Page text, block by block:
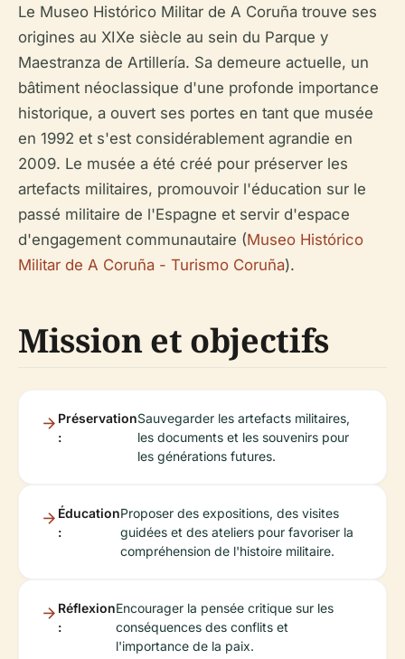
Le Museo Histórico Militar de A Coruña trouve ses
origines au XIXe siècle au sein du Parque y
Maestranza de Artillería. Sa demeure actuelle, un
bâtiment néoclassique d'une profonde importance
historique, a ouvert ses portes en tant que musée
en 1992 et s'est considérablement agrandie en
2009. Le musée a été créé pour préserver les
artefacts militaires, promouvoir l'éducation sur le
passé militaire de l'Espagne et servir d'espace
d'engagement communautaire (Museo Histórico
Militar de A Coruña - Turismo Coruña).
Mission et objectifs
Préservation
:
Sauvegarder les artefacts militaires,
les documents et les souvenirs pour
les générations futures.
Éducation
:
Proposer des expositions, des visites
guidées et des ateliers pour favoriser la
compréhension de l'histoire militaire.
Réflexion
:
Encourager la pensée critique sur les
conséquences des conflits et
l'importance de la paix.